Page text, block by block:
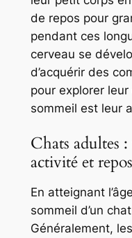
de repos pour
pendant ces
cerveau se
d’acquérir des
pour explorer
sommeil est leur
Chats adultes
activité et repos
En atteignant
sommeil d’un
Généralement,